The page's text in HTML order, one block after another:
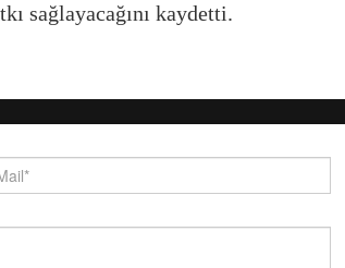
sağlayacağını kaydetti.